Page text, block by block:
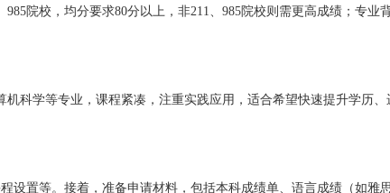
院校，均分要求80分以上，非211、985院校则需更高成绩；专
科学等专业，课程紧凑，注重实践应用，适合希望快速提升学历
设置等。接着，准备申请材料，包括本科成绩单、语言成绩（如